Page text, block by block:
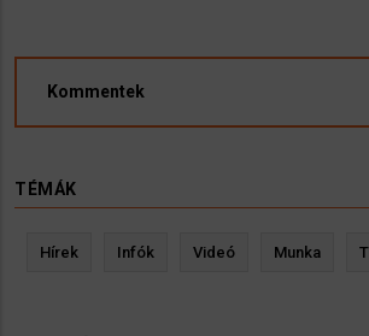
Kommentek
TÉMÁK
Hírek Infók Videó Munka